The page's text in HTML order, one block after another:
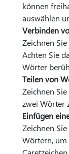
können
auswählen
Verbinden
Zeichnen
Achten Sie
Wörter
Teilen von
Zeichnen
zwei Wörter
Einfügen
Zeichnen
Wörtern, um